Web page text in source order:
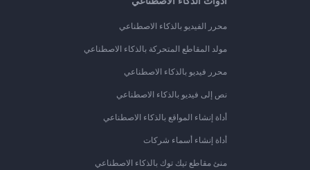
محرر الفيديو بالذكاء الاصطناعي
مولد المقاطع المتحركة بالذكاء الاصطناعي
محرر فيديو بالذكاء الاصطناعي
نص إلى فيديو بالذكاء الاصطناعي
أداة إنشاء المواقع بالذكاء الاصطناعي
أداة إنشاء أسماء شركات
منئ مقاطع تيك توك بالذكاء الاصطناعي